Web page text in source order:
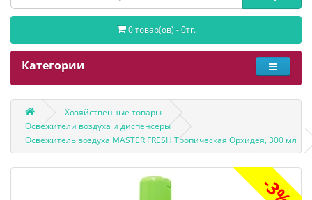
0 товар(ов) - 0тг.
Категории
Хозяйственные товары
Освежители воздуха и диспенсеры
Освежитель воздуха MASTER FRESH Тропическая Орхидея, 300 мл
-3%